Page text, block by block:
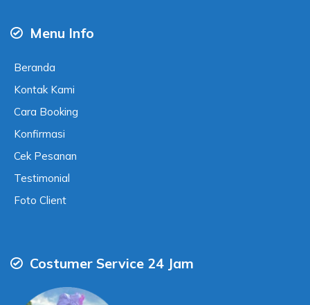
Menu Info
Beranda
Kontak Kami
Cara Booking
Konfirmasi
Cek Pesanan
Testimonial
Foto Client
Costumer Service 24 Jam